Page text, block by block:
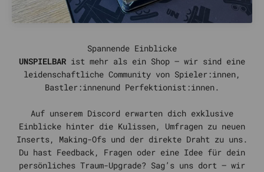
UNSPIELBAR ist mehr als ein Shop – wir sind eine
leidenschaftliche Community von Spieler:innen,
Bastler:innenund Perfektionist:innen.
Auf unserem Discord erwarten dich exklusive
Einblicke hinter die Kulissen, Umfragen zu neuen
Inserts, Making-Ofs und der direkte Draht zu uns.
Du hast Feedback, Fragen oder eine Idee für dein
persönliches Traum-Upgrade? Sag’s uns dort – wir